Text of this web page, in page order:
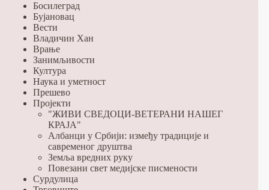
Босилеград
Бујановац
Вести
Владичин Хан
Врање
Занимљивости
Култура
Наука и уметност
Прешево
Пројекти
"ЖИВИ СВЕДОЦИ-ВЕТЕРАНИ НАШЕГ
КРАЈА"
Албанци у Србији: између традиције и
савременог друштва
Земља вредних руку
Повезани свет медијске писмености
Сурдулица